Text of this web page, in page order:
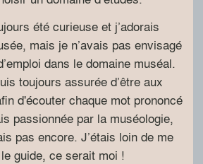
été curieuse et j’adorais
mais je n’avais pas envisagé
dans le domaine muséal.
toujours assurée d’être aux
d'écouter chaque mot prononcé
passionnée par la muséologie,
pas encore. J’étais loin de me
guide, ce serait moi !